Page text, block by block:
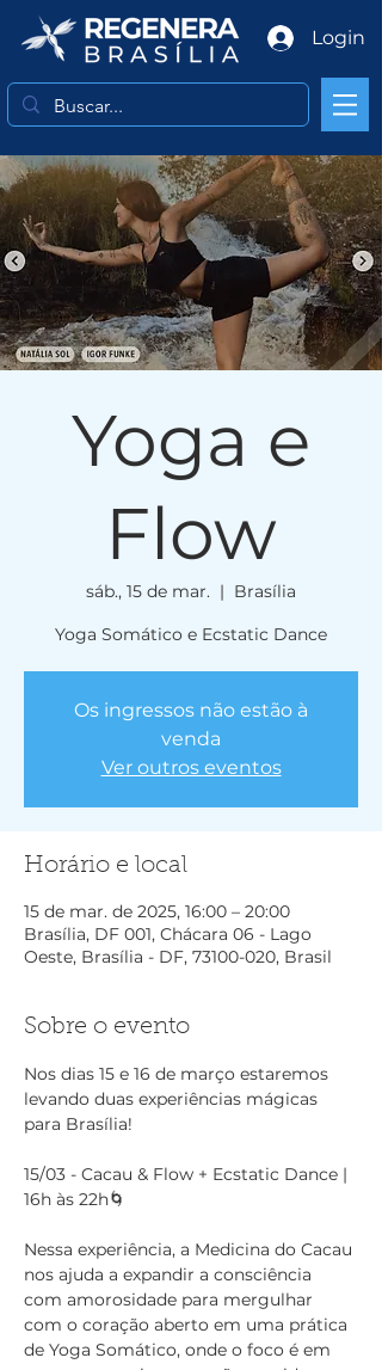
Login
Yoga e
Flow
sáb., 15 de mar.
  |
Brasília
Yoga Somático e Ecstatic Dance
Os ingressos não estão à
venda
Ver outros eventos
Horário e local
15 de mar. de 2025, 16:00 – 20:00
Brasília, DF 001, Chácara 06 - Lago
Oeste, Brasília - DF, 73100-020, Brasil
Sobre o evento
Nos dias 15 e 16 de março estaremos
levando duas experiências mágicas
para Brasília!
15/03 - Cacau & Flow + Ecstatic Dance |
16h às 22h🌀
Nessa experiência, a Medicina do Cacau
nos ajuda a expandir a consciência
com amorosidade para mergulhar
com o coração aberto em uma prática
de Yoga Somático, onde o foco é em